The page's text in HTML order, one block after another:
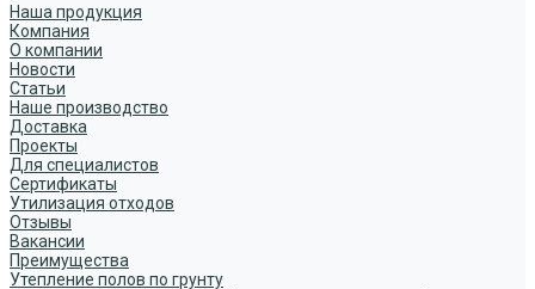
Наша продукция
Компания
О компании
Новости
Статьи
Наше производство
Доставка
Проекты
Для специалистов
Сертификаты
Утилизация отходов
Отзывы
Вакансии
Преимущества
Утепление полов по грунту